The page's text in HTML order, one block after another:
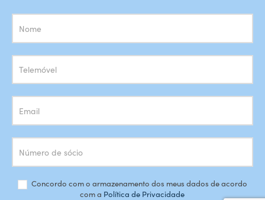
Subscrição
Newsletter
Concordo com o armazenamento dos meus dados de acordo
com a Política de Privacidade